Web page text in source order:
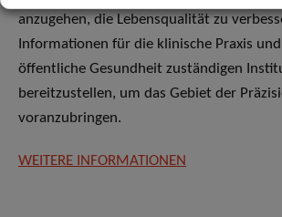
anzugehen, die Lebensqualität zu
Informationen für die klinische Praxis
öffentliche Gesundheit zuständigen
bereitzustellen, um das Gebiet der
voranzubringen.
WEITERE INFORMATIONEN